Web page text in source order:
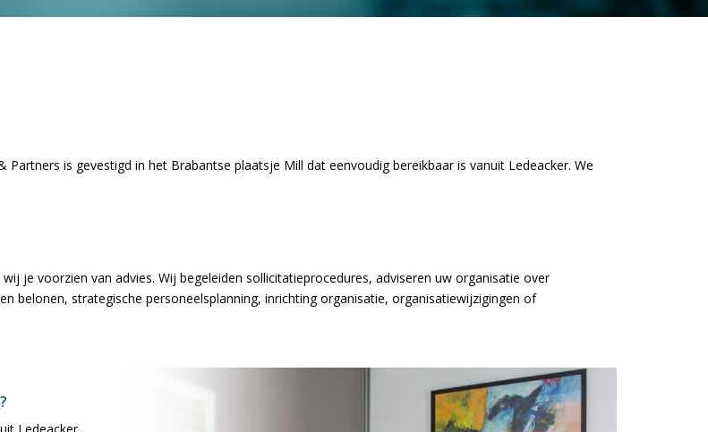
is gevestigd in het Brabantse plaatsje Mill dat eenvoudig bereikbaar is vanuit Ledeacker. We
je voorzien van advies. Wij begeleiden sollicitatieprocedures, adviseren uw organisatie over
belonen, strategische personeelsplanning, inrichting organisatie, organisatiewijzigingen of